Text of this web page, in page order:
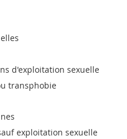
d'exploitation sexuelle
transphobie
exploitation sexuelle